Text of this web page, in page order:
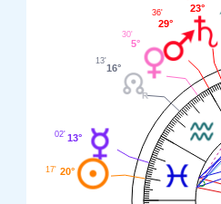
23°
29°
36'
5°
30'
16°
13'
13°
02'
20°
17'